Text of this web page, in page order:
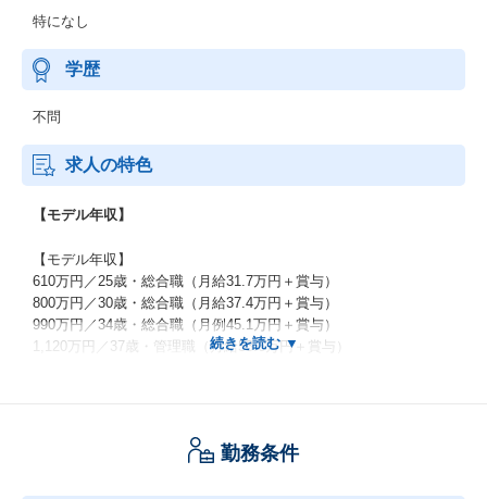
特になし
学歴
不問
求人の特色
【モデル年収】
【モデル年収】
610万円／25歳・総合職（月給31.7万円＋賞与）
800万円／30歳・総合職（月給37.4万円＋賞与）
990万円／34歳・総合職（月例45.1万円＋賞与）
1,120万円／37歳・管理職（月給53.6万円＋賞与）
※管理職については残業手当なし
勤務条件